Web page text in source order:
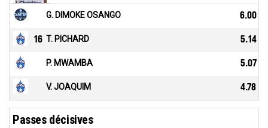
G. DIMOKE OSANGO 6.00
16 T. PICHARD 5.14
P. MWAMBA 5.07
V. JOAQUIM 4.78
Passes décisives